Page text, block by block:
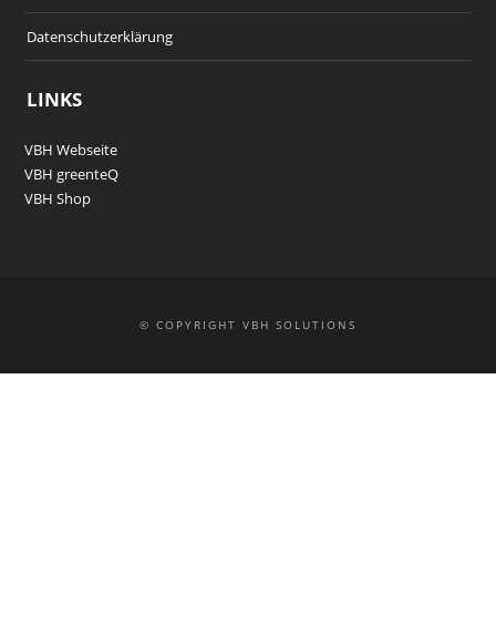
Datenschutzerklärung
LINKS
VBH Webseite
VBH greenteQ
VBH Shop
© COPYRIGHT VBH SOLUTIONS